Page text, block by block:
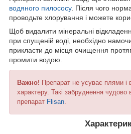
водяного пилососу. Після чого
проводьте хлорування і можете
Щоб видалити мінеральні
при спущеній воді, необхідно
прикласти до місця очищення
промити водою.
Важно! Препарат не усуває плями і
характеру. Такі забруднення
препарат Flisan